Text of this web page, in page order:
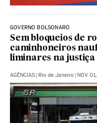
GOVERNO BOLSONARO
Sem bloqueios de
caminhoneiros
liminares na justiça
AGÊNCIAS | Rio de Janeiro | NOV